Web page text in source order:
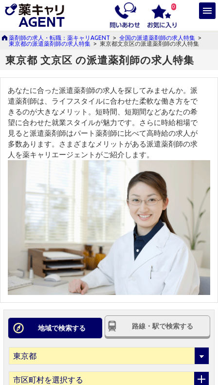
0
薬剤師の求人・転職：薬キャリAGENT > 全国の派遣薬剤師の求人特集 >
東京都の派遣薬剤師の求人特集 > 東京都文京区の派遣薬剤師の求人特集
東京都 文京区 の派遣薬剤師の求人特集
あなたに合った派遣薬剤師の求人を探してみませんか。派
遣薬剤師は、ライフスタイルに合わせた柔軟な働き方をで
きるのが大きなメリット。短時間、短期間などあなたの希
望に合わせた就業スタイルが魅力です。さらに時給相場で
見ると派遣薬剤師はパート薬剤師に比べて高時給の求人が
多数あります。さまざまなメリットがある派遣薬剤師の求
人を薬キャリエージェントがご紹介します。
地域で検索する 路線・駅で検索する
市区町村を選択する